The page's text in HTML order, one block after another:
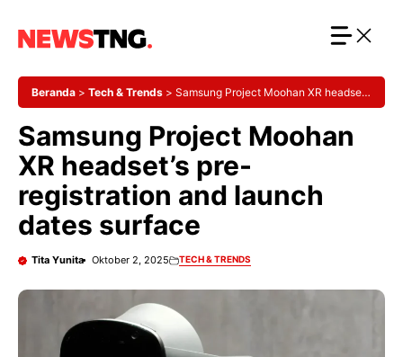
Beranda > Tech & Trends > Samsung Project Moohan XR headset’s
Samsung Project Moohan
XR headset’s pre-
registration and launch
dates surface
Tita Yunita Oktober 2, 2025 TECH & TRENDS